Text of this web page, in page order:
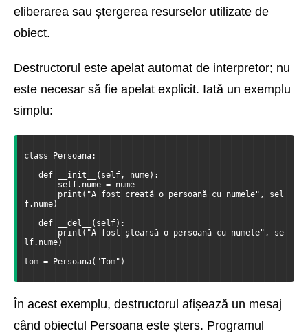
eliberarea sau ștergerea resurselor utilizate de
obiect.
Destructorul este apelat automat de interpretor; nu
este necesar să fie apelat explicit. Iată un exemplu
simplu:
class Persoana:
def __init__(self, nume):
self.nume = nume
print("A fost creată o persoană cu numele", sel
f.nume)
def __del__(self):
print("A fost ștearsă o persoană cu numele", se
lf.nume)
tom = Persoana("Tom")
În acest exemplu, destructorul afișează un mesaj
când obiectul Persoana este șters. Programul